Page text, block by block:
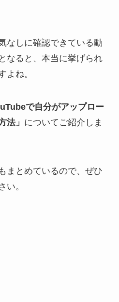
なしに確認できている動
なると、本当に挙げられ
よね。
で自分がアップロー
法」 についてご紹介しま
まとめているので、ぜひ
い。